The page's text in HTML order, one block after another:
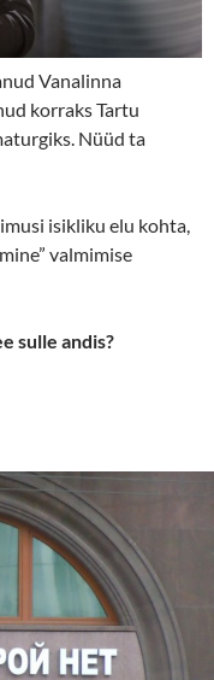
Vanalinna
korraks Tartu
Nüüd ta
isikliku elu kohta,
valmimise
sulle andis?
see pole tähtis, kes